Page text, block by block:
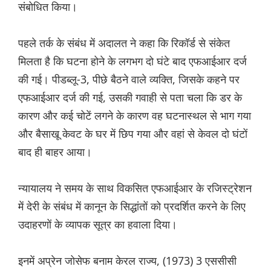
संबोधित किया।
पहले तर्क के संबंध में अदालत ने कहा कि रिकॉर्ड से संकेत
मिलता है कि घटना होने के लगभग दो घंटे बाद एफआईआर दर्ज
की गई। पीडब्लू-3, पीछे बैठने वाले व्यक्ति, जिसके कहने पर
एफआईआर दर्ज की गई, उसकी गवाही से पता चला कि डर के
कारण और कई चोटें लगने के कारण वह घटनास्थल से भाग गया
और बैसाखू केवट के घर में छिप गया और वहां से केवल दो घंटों
बाद ही बाहर आया।
न्यायालय ने समय के साथ विकसित एफआईआर के रजिस्ट्रेशन
में देरी के संबंध में कानून के सिद्धांतों को प्रदर्शित करने के लिए
उदाहरणों के व्यापक सूत्र का हवाला दिया।
इनमें अप्रेन जोसेफ बनाम केरल राज्य, (1973) 3 एससीसी